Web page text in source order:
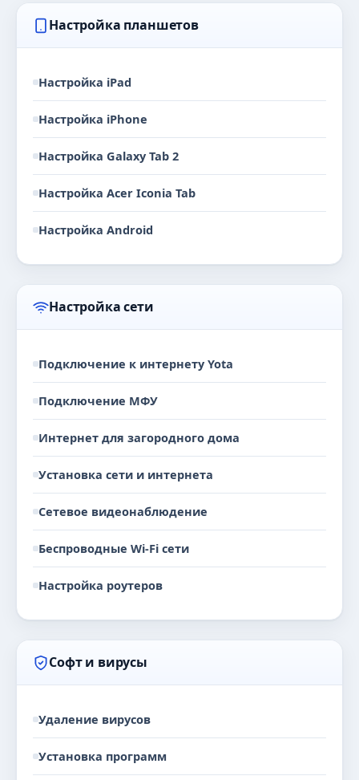
Настройка планшетов
Настройка iPad
Настройка iPhone
Настройка Galaxy Tab 2
Настройка Acer Iconia Tab
Настройка Android
Настройка сети
Подключение к интернету Yota
Подключение МФУ
Интернет для загородного дома
Установка сети и интернета
Сетевое видеонаблюдение
Беспроводные Wi-Fi сети
Настройка роутеров
Софт и вирусы
Удаление вирусов
Установка программ